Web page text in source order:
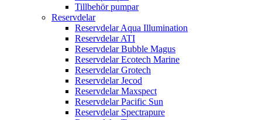
Tillbehör pumpar
Reservdelar
Reservdelar Aqua Illumination
Reservdelar ATI
Reservdelar Bubble Magus
Reservdelar Ecotech Marine
Reservdelar Grotech
Reservdelar Jecod
Reservdelar Maxspect
Reservdelar Pacific Sun
Reservdelar Spectrapure